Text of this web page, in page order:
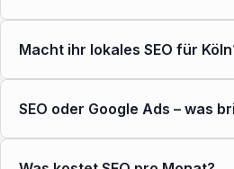
Macht ihr lokales SEO für
SEO oder Google Ads – was